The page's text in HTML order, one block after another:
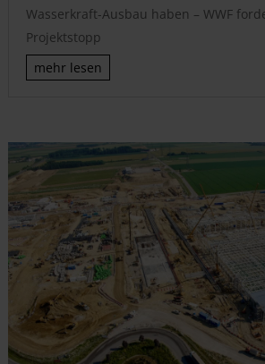
Wasserkraft-Ausbau haben – WWF
Projektstopp
mehr lesen